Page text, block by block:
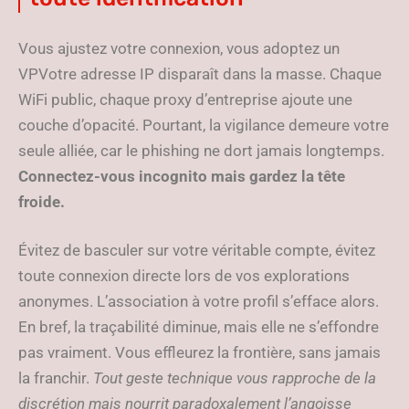
Vous ajustez votre connexion, vous adoptez un
VPVotre adresse IP disparaît dans la masse. Chaque
WiFi public, chaque proxy d’entreprise ajoute une
couche d’opacité. Pourtant, la vigilance demeure votre
seule alliée, car le phishing ne dort jamais longtemps.
Connectez-vous incognito mais gardez la tête
froide.
Évitez de basculer sur votre véritable compte, évitez
toute connexion directe lors de vos explorations
anonymes. L’association à votre profil s’efface alors.
En bref, la traçabilité diminue, mais elle ne s’effondre
pas vraiment. Vous effleurez la frontière, sans jamais
la franchir. Tout geste technique vous rapproche de la
discrétion mais nourrit paradoxalement l’angoisse